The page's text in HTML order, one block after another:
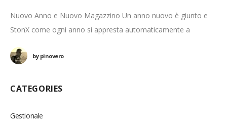
Nuovo Anno e Nuovo Magazzino Un anno nuovo è giunto e
StonX come ogni anno si appresta automaticamente a
magazzino relativi
bypinovero
CATEGORIES
Gestionale